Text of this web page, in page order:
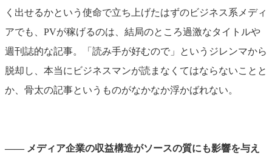
く出せるかという使命で立ち上げたはずのビジネス系メディ
アでも、PVが稼げるのは、結局のところ過激なタイトルや
週刊誌的な記事。「読み手が好むので」というジレンマから
脱却し、本当にビジネスマンが読まなくてはならないことと
か、骨太の記事というものがなかなか浮かばれない。
―― メディア企業の収益構造がソースの質にも影響を与え